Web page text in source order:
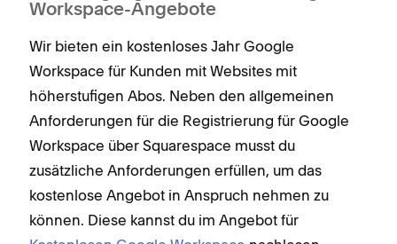
Workspace-Angebote
Wir bieten ein kostenloses Jahr Google
Workspace für Kunden mit Websites mit
höherstufigen Abos. Neben den allgemeinen
Anforderungen für die Registrierung für Google
Workspace über Squarespace musst du
zusätzliche Anforderungen erfüllen, um das
kostenlose Angebot in Anspruch nehmen zu
können. Diese kannst du im Angebot für